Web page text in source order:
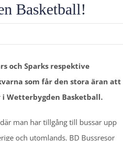
Basketball!
och Sparks respektive
som får den stora äran att
Wetterbygden Basketball.
man har tillgång till bussar upp
och utomlands. BD Bussresor